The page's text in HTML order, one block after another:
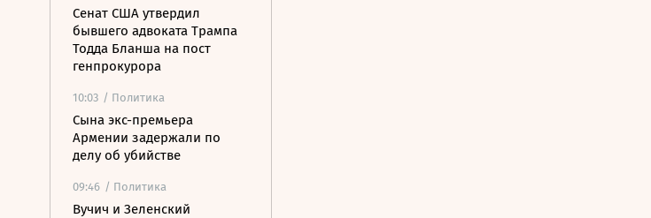
Сенат США утвердил
бывшего адвоката Трампа
Тодда Бланша на пост
генпрокурора
10:03 / Политика
Сына экс-премьера
Армении задержали по
делу об убийстве
09:46 / Политика
Вучич и Зеленский